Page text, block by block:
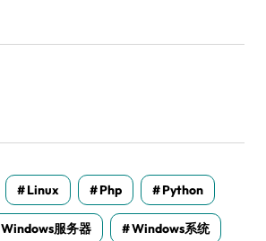
Linux Php Python
Windows服务器 Windows系统